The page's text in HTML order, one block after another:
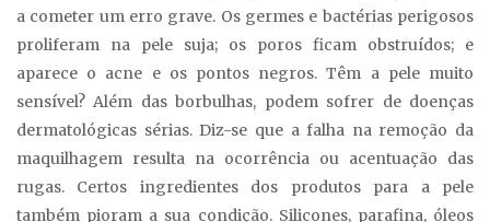
a cometer um erro grave. Os germes e bactérias perigosos
proliferam na pele suja; os poros ficam obstruídos; e
aparece o acne e os pontos negros. Têm a pele muito
sensível? Além das borbulhas, podem sofrer de doenças
dermatológicas sérias. Diz-se que a falha na remoção da
maquilhagem resulta na ocorrência ou acentuação das
rugas. Certos ingredientes dos produtos para a pele
também pioram a sua condição. Silicones, parafina, óleos